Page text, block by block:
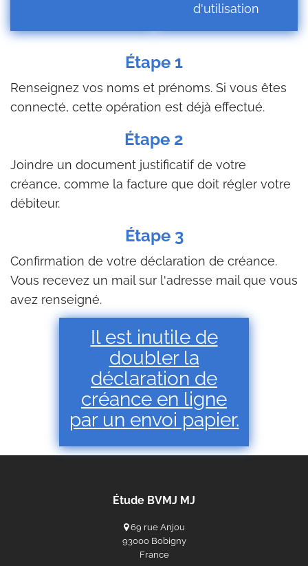
d'utilisation
Étape 1
Renseignez vos noms et prénoms. Si vous êtes
connecté, cette opération est déjà effectué.
Étape 2
Joindre un document justificatif de votre
créance, comme la facture que doit régler votre
débiteur.
Étape 3
Confirmation de votre déclaration de créance.
Vous recevez un mail sur l'adresse mail que vous
avez renseigné.
Il est inutile de
doubler la
déclaration de
créance en ligne
par un envoi papier.
Étude BVMJ MJ
69 rue Anjou
93000 Bobigny
France